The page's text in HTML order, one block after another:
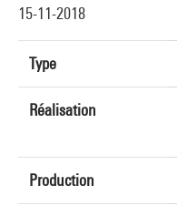
15-11-2018
Type
Réalisation
Production